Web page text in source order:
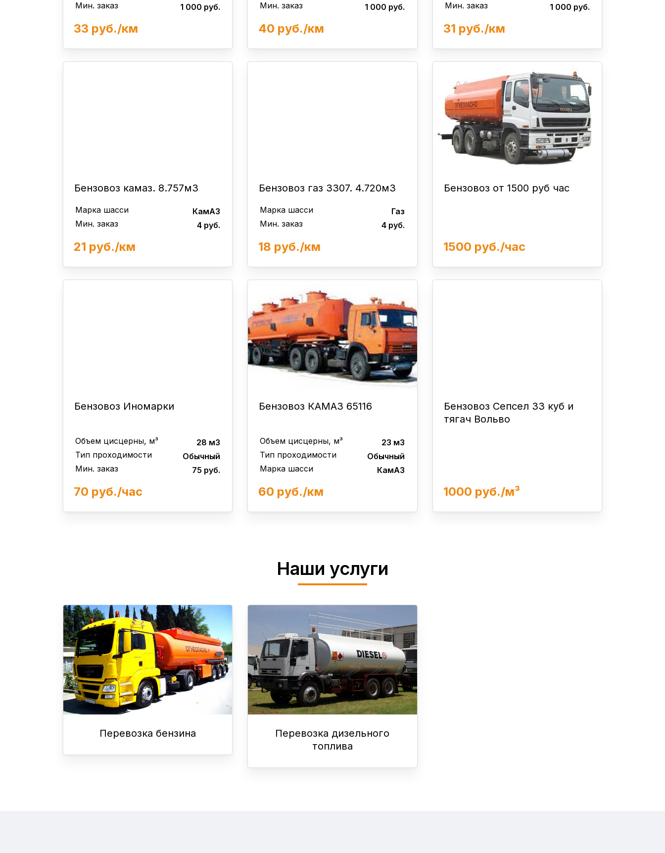
Мин. заказ
1 000 руб.
33 руб./км
Мин. заказ
1 000 руб.
40 руб./км
Мин. заказ
1 000 руб.
31 руб./км
Бензовоз камаз. 8.757м3
Марка шасси
КамАЗ
Мин. заказ
4 руб.
21 руб./км
Бензовоз газ 3307. 4.720м3
Марка шасси
Газ
Мин. заказ
4 руб.
18 руб./км
Бензовоз от 1500 руб час
1500 руб./час
Бензовоз Иномарки
Объем цисцерны, м³
28 м3
Тип проходимости
Обычный
Мин. заказ
75 руб.
70 руб./час
Бензовоз КАМАЗ 65116
Объем цисцерны, м³
23 м3
Тип проходимости
Обычный
Марка шасси
КамАЗ
60 руб./км
Бензовоз Сепсел 33 куб и
тягач Вольво
1000 руб./м³
Наши услуги
Перевозка бензина
Перевозка дизельного
топлива